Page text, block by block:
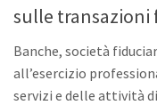
sulle transazioni
Banche, società
all’esercizio
servizi e delle attività